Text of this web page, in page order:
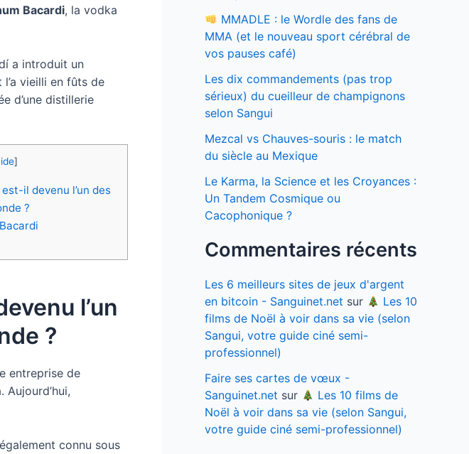
Bacardi, la vodka
a introduit un
vieilli en fûts de
d’une distillerie
]
il devenu l’un des
?
l’un
?
entreprise de
connu sous
MMADLE : le Wordle des fans de
MMA (et le nouveau sport cérébral de
vos pauses café)
Les dix commandements (pas trop
sérieux) du cueilleur de champignons
selon Sangui
Mezcal vs Chauves-souris : le match
du siècle au Mexique
Le Karma, la Science et les Croyances :
Un Tandem Cosmique ou
Cacophonique ?
Commentaires récents
Les 6 meilleurs sites de jeux d'argent
en bitcoin - Sanguinet.net sur
Les 10
films de Noël à voir dans sa vie (selon
Sangui, votre guide ciné semi-
professionnel)
Faire ses cartes de vœux -
Sanguinet.net sur
Les 10 films de
Noël à voir dans sa vie (selon Sangui,
votre guide ciné semi-professionnel)